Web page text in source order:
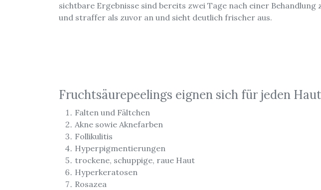
sichtbare Ergebnisse sind bereits zwei Tage nach einer
und straffer als zuvor an und sieht deutlich frischer aus.
Fruchtsäurepeelings eignen sich für jeden
Falten und Fältchen
Akne sowie Aknefarben
Follikulitis
Hyperpigmentierungen
trockene, schuppige, raue Haut
Hyperkeratosen
Rosazea